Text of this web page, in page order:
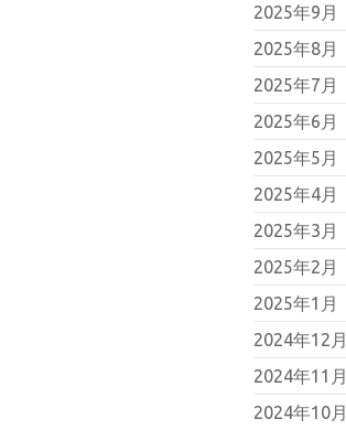
2025年9月
2025年8月
2025年7月
2025年6月
2025年5月
2025年4月
2025年3月
2025年2月
2025年1月
2024年12月
2024年11月
2024年10月